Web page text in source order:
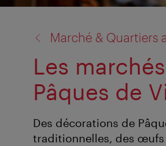
Marché & Quartiers
Les
Pâques de
Des décorations de
traditionnelles, des